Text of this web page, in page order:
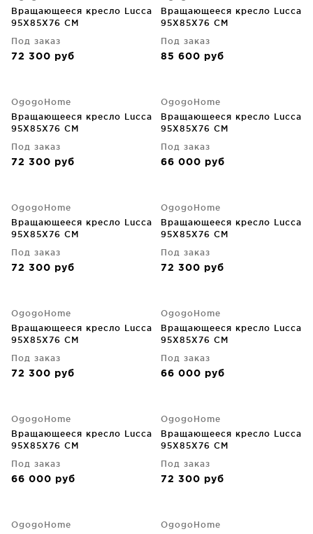
Вращающееся кресло Lucca
95X85X76 CM
Под заказ
72 300 руб
Вращающееся кресло Lucca
95X85X76 CM
Под заказ
85 600 руб
OgogoHome
Вращающееся кресло Lucca
95X85X76 CM
Под заказ
72 300 руб
OgogoHome
Вращающееся кресло Lucca
95X85X76 CM
Под заказ
66 000 руб
OgogoHome
Вращающееся кресло Lucca
95X85X76 CM
Под заказ
72 300 руб
OgogoHome
Вращающееся кресло Lucca
95X85X76 CM
Под заказ
72 300 руб
OgogoHome
Вращающееся кресло Lucca
95X85X76 CM
Под заказ
72 300 руб
OgogoHome
Вращающееся кресло Lucca
95X85X76 CM
Под заказ
66 000 руб
OgogoHome
Вращающееся кресло Lucca
95X85X76 CM
Под заказ
66 000 руб
OgogoHome
Вращающееся кресло Lucca
95X85X76 CM
Под заказ
72 300 руб
OgogoHome
OgogoHome